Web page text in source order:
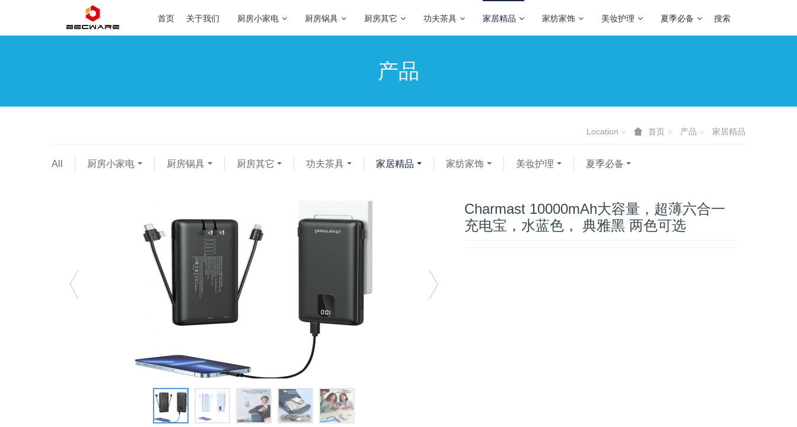
首页 关于我们 厨房小家电 厨房锅具 厨房其它 功夫茶具 家居精品 家纺家饰 美妆护理 夏季必备 搜索
产品
Location 首页 产品 家居精品
All 厨房小家电 厨房锅具 厨房其它 功夫茶具 家居精品 家纺家饰 美妆护理 夏季必备
Charmast 10000mAh大容量，超薄六合一
充电宝，水蓝色， 典雅黑 两色可选